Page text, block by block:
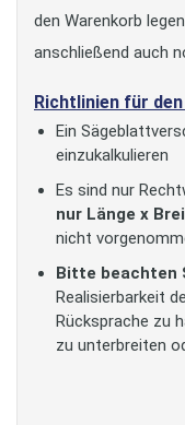
den Warenkorb
anschließend auch
Richtlinien für
Ein
einzukalkulieren
Es sind nur
nur Länge x
nicht
Bitte beachten
Realisierbarkeit
Rücksprache zu
zu unterbreiten